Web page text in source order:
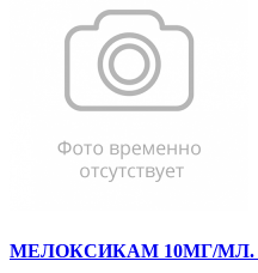
МЕЛОКСИКАМ 10МГ/МЛ.